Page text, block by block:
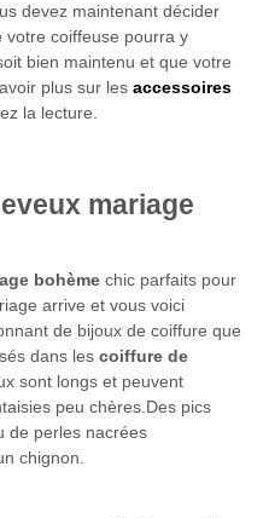
devez maintenant décider
votre coiffeuse pourra y
bien maintenu et que votre
plus sur les accessoires
la lecture.
mariage
bohème chic parfaits pour
arrive et vous voici
de bijoux de coiffure que
dans les coiffure de
sont longs et peuvent
peu chères.Des pics
de perles nacrées
chignon.